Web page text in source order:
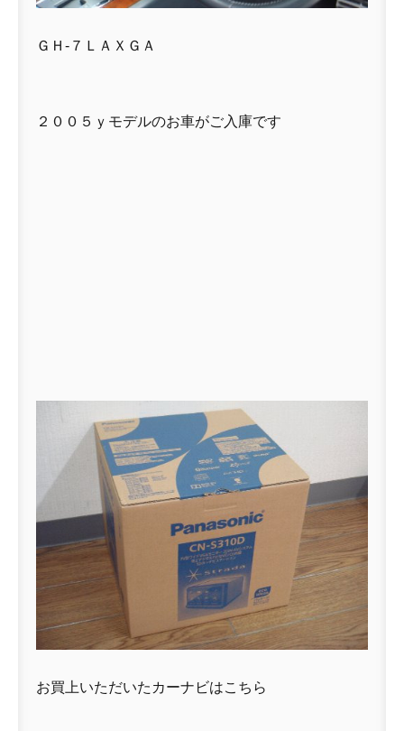
ＧＨ-７ＬＡＸＧＡ
２００５ｙモデルのお車がご入庫です
お買上いただいたカーナビはこちら